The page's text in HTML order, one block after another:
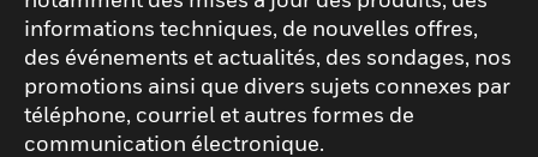
informations techniques, de nouvelles offres,
des événements et actualités, des sondages, nos
promotions ainsi que divers sujets connexes par
téléphone, courriel et autres formes de
communication électronique.